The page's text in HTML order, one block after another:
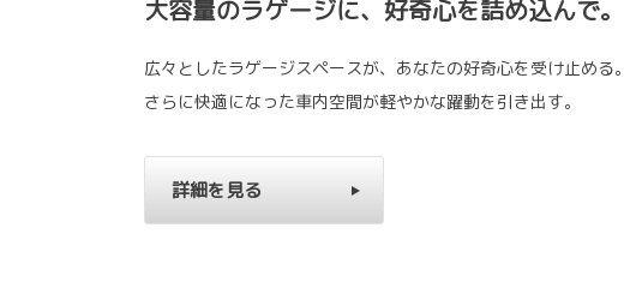
大容量のラゲージに、好奇心を詰め込んで。
広々としたラゲージスペースが、あなたの好奇心を受け止める。
さらに快適になった車内空間が軽やかな躍動を引き出す。
詳細を見る